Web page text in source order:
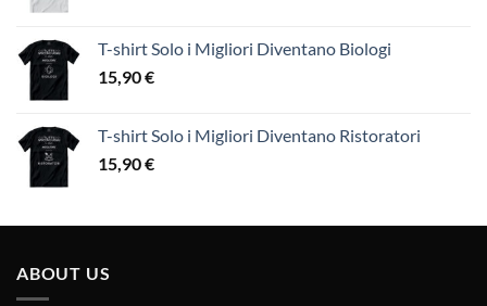
T-shirt Solo i Migliori Diventano Biologi
15,90€
T-shirt Solo i Migliori Diventano Ristoratori
15,90€
ABOUT US